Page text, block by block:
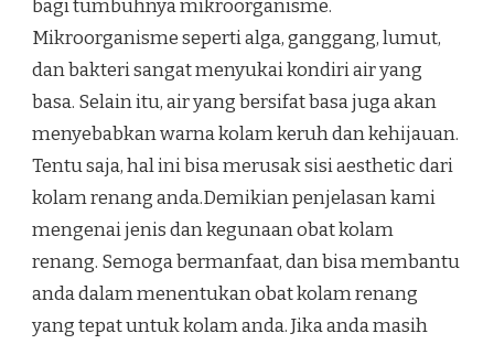
bagi tumbuhnya mikroorganisme.
Mikroorganisme seperti alga, ganggang, lumut,
dan bakteri sangat menyukai kondiri air yang
basa. Selain itu, air yang bersifat basa juga akan
menyebabkan warna kolam keruh dan kehijauan.
Tentu saja, hal ini bisa merusak sisi aesthetic dari
kolam renang anda.Demikian penjelasan kami
mengenai jenis dan kegunaan obat kolam
renang. Semoga bermanfaat, dan bisa membantu
anda dalam menentukan obat kolam renang
yang tepat untuk kolam anda. Jika anda masih